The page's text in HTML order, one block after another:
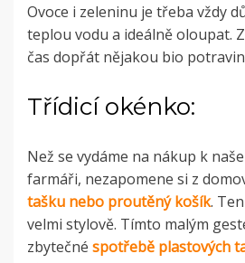
Ovoce i zeleninu je třeba vždy
teplou vodu a ideálně oloupat.
čas dopřát nějakou bio
Třídicí okénko:
Než se vydáme na nákup k
farmáři, nezapomene si z
tašku nebo proutěný košík.
velmi stylově. Tímto malým
zbytečné spotřebě plastových